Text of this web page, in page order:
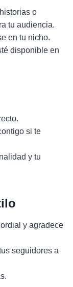
o
tu audiencia.
en tu nicho.
disponible en
si te
y tu
y agradece
seguidores a